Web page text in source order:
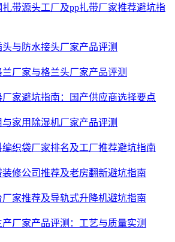
扎带源头工厂及pp扎带厂家推荐避坑指
头与防水接头厂家产品评测
兰厂家与格兰头厂家产品评测
厂家避坑指南：国产供应商选择要点
与家用除湿机厂家产品评测
编织袋厂家排名及工厂推荐避坑指南
装修公司推荐及老房翻新避坑指南
厂家推荐及导轨式升降机避坑指南
产厂家产品评测：工艺与质量实测